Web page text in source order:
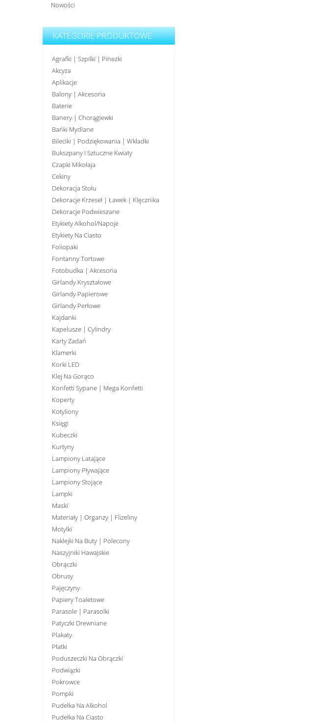
Nowości
KATEGORIE PRODUKTOWE
Agrafki | Szpilki | Pinezki
Akcyza
Aplikacje
Balony | Akcesoria
Baterie
Banery | Chorągiewki
Bańki Mydlane
Bileciki | Podziękowania | Wkładki
Bukszpany I Sztuczne Kwiaty
Czapki Mikołaja
Cekiny
Dekoracja Stołu
Dekoracje Krzeseł | Ławek | Klęcznika
Dekoracje Podwieszane
Etykiety Alkohol/Napoje
Etykiety Na Ciasto
Foliopaki
Fontanny Tortowe
Fotobudka | Akcesoria
Girlandy Kryształowe
Girlandy Papierowe
Girlandy Perłowe
Kajdanki
Kapelusze | Cylindry
Karty Zadań
Klamerki
Korki LED
Klej Na Gorąco
Konfetti Sypane | Mega Konfetti
Koperty
Kotyliony
Księgi
Kubeczki
Kurtyny
Lampiony Latające
Lampiony Pływające
Lampiony Stojące
Lampki
Maski
Materiały | Organzy | Flizeliny
Motylki
Naklejki Na Buty | Polecony
Naszyjniki Hawajskie
Obrączki
Obrusy
Pajęczyny
Papiery Toaletowe
Parasole | Parasolki
Patyczki Drewniane
Plakaty
Płatki
Poduszeczki Na Obrączki
Podwiązki
Pokrowce
Pompki
Pudełka Na Alkohol
Pudełka Na Ciasto